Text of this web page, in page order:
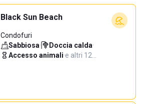
Black Sun Beach
Condofuri
Sabbiosa· Doccia calda·
Accesso animali·e altri 12…